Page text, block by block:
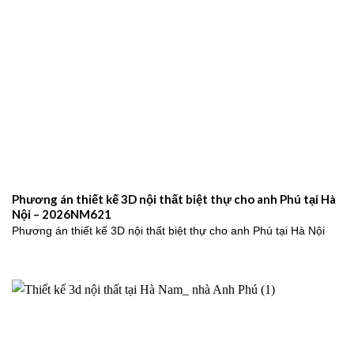
Phương án thiết kế 3D nội thất biệt thự cho anh Phú tại Hà
Nội – 2026NM621
Phương án thiết kế 3D nội thất biệt thự cho anh Phú tại Hà Nội